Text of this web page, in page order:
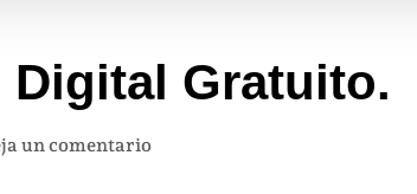
Digital Gratuito.
un comentarioen